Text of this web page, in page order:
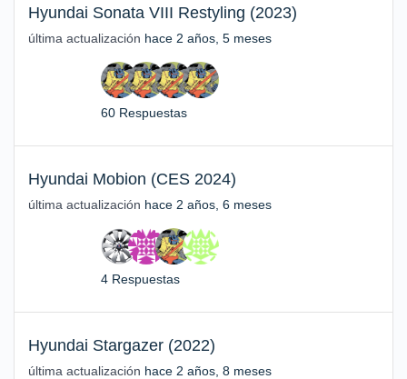
Hyundai Sonata VIII Restyling (2023)
última actualización hace 2 años, 5 meses
60 Respuestas
Hyundai Mobion (CES 2024)
última actualización hace 2 años, 6 meses
4 Respuestas
Hyundai Stargazer (2022)
última actualización hace 2 años, 8 meses